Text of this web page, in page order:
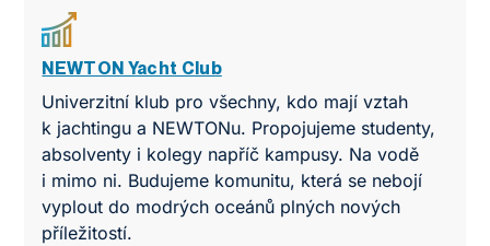
NEWTON Yacht Club
Univerzitní klub pro všechny, kdo mají vztah
k jachtingu a NEWTONu. Propojujeme studenty,
absolventy i kolegy napříč kampusy. Na vodě
i mimo ni. Budujeme komunitu, která se nebojí
vyplout do modrých oceánů plných nových
příležitostí.